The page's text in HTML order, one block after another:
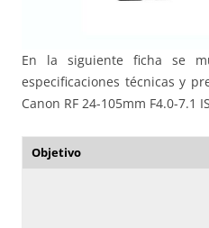
En la siguiente ficha se
especificaciones técnicas y
Canon RF 24-105mm F4.0-7.1
Objetivo